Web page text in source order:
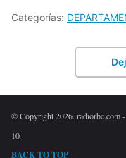
Categorías:
© Copyright 2026. radiorbc.com
10
BACK TO TOP